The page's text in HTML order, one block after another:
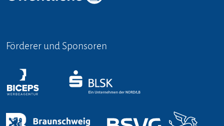
Förderer und Sponsoren